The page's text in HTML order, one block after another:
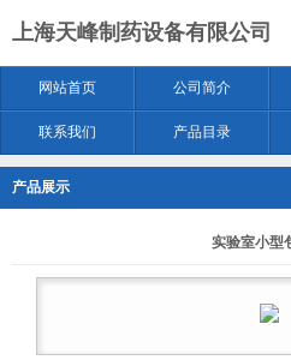
上海天峰制药设备有限公司
网站首页 公司简介
联系我们 产品目录
产品展示
实验室小型